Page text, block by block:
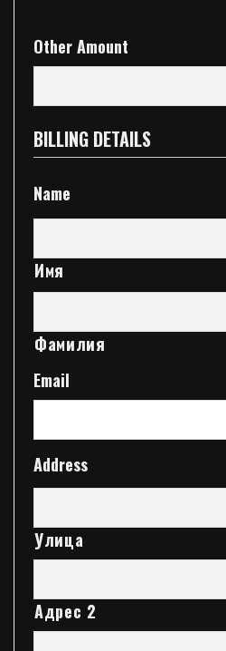
Other Amount
BILLING DETAILS
Name
Имя
Фамилия
Email
Address
Улица
Адрес 2